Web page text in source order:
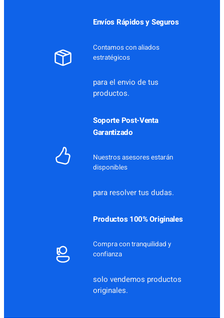
Envíos Rápidos y Seguros
Contamos con aliados
estratégicos
para el envio de tus
productos.
Soporte Post-Venta
Garantizado
Nuestros asesores estarán
disponibles
para resolver tus dudas.
Productos 100% Originales
Compra con tranquilidad y
confianza
solo vendemos productos
originales.